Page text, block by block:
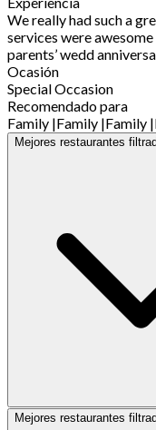
We really had such a
services were
parents’ wedd
Ocasión
Special Occasion
Recomendado para
Family |Family |Family |
Mejores restaurantes
Mejores restaurantes